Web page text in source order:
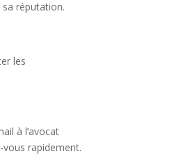
sa réputation.
les
à l’avocat
rapidement.